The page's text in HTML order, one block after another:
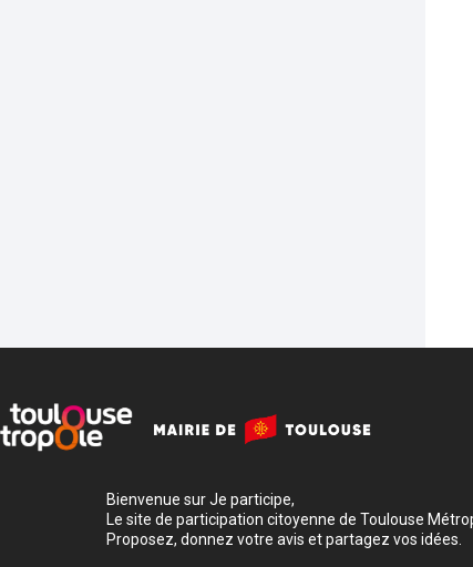
Bienvenue sur Je participe,
Le site de participation citoyenne de Toulouse
Proposez, donnez votre avis et partagez vos idées.